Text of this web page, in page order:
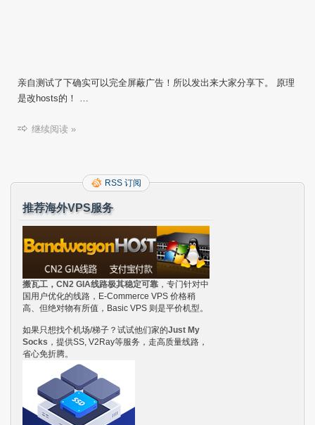
亲自测试了下确实可以完全屏蔽广告！所以发出来大家分享下。 原理
是改hosts的！ …
继续阅读 »
RSS 订阅
推荐海外VPS服务
搬瓦工，CN2 GIA线路极其稳定可靠 ，专门针对中
国用户优化的线路，E-Commerce VPS 价格稍
高、但绝对物有所值，Basic VPS 则是平价机型。
如果只想找个机场/梯子？试试他们家的Just My
Socks ，提供SS, V2Ray等服务，走高质量线路，
省心免折腾。